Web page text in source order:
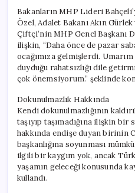
Bakanların MHP Lideri
Özel, Adalet Bakanı Akın
Çiftçi’nin MHP Genel Başkanı
ilişkin, “Daha önce de pazar
ocağımıza gelmişlerdi.
duyduğu rahatsızlığı dile
çok önemsiyorum.” şeklinde
Dokunulmazlık Hakkında
Kendi dokunulmazlığının
taşıyıp taşımadığına ilişkin
hakkında endişe duyan birinin
başkanlığına soyunması
ilgili bir kaygım yok, ancak
yaşamın geleceği konusunda
kullandı.